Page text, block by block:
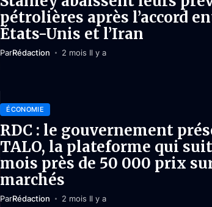
pétrolières après l’accord
États-Unis et l’Iran
ParRédaction 2 mois Il y a
ÉCONOMIE
RDC : le gouvernement
TALO, la plateforme qui
mois près de 50 000 prix
marchés
ParRédaction 2 mois Il y a